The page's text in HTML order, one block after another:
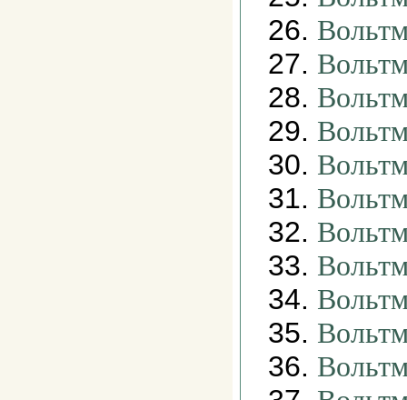
26.
27.
28.
29.
30.
31.
32.
33.
34.
35.
36.